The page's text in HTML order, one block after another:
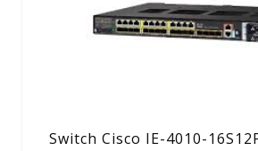
Switch Cisco IE-4010-